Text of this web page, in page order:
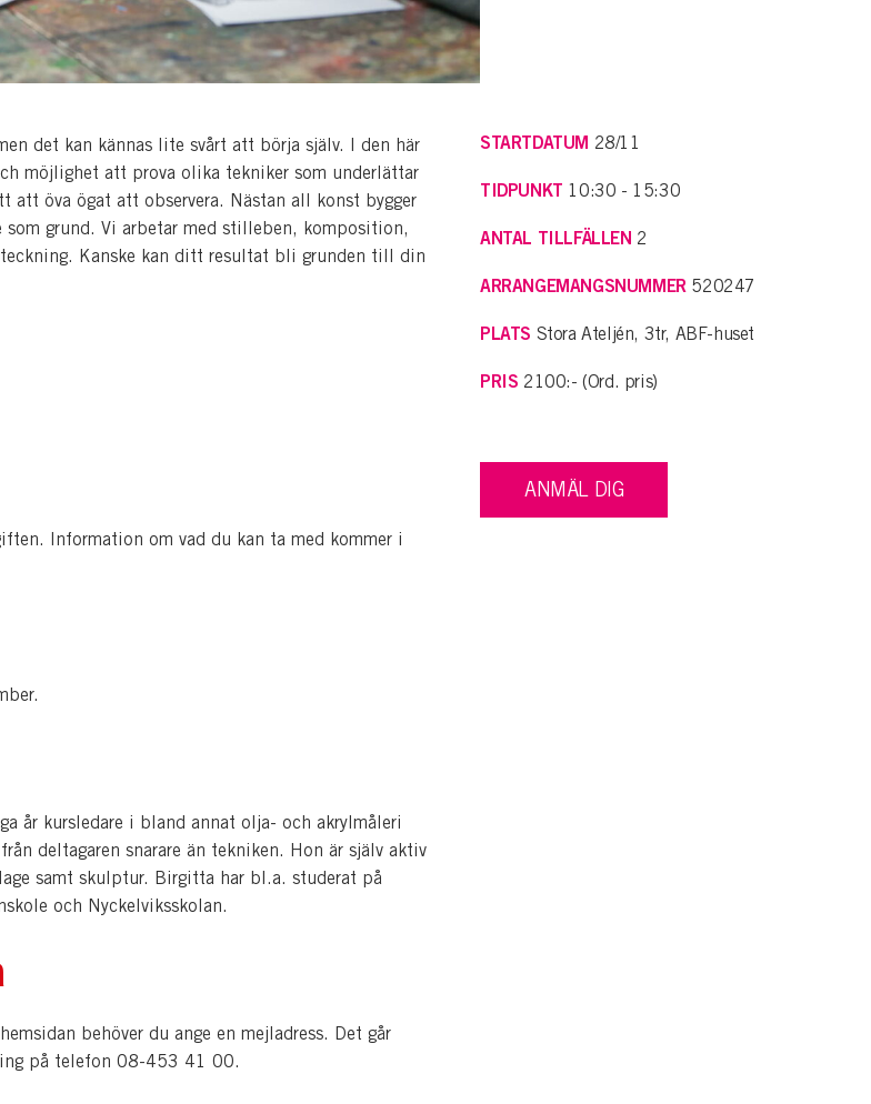
det kan kännas lite svårt att börja själv. I den här
möjlighet att prova olika tekniker som underlättar
att öva ögat att observera. Nästan all konst bygger
som grund. Vi arbetar med stilleben, komposition,
Kanske kan ditt resultat bli grunden till din
Information om vad du kan ta med kommer i
år kursledare i bland annat olja- och akrylmåleri
deltagaren snarare än tekniken. Hon är själv aktiv
samt skulptur. Birgitta har bl.a. studerat på
och Nyckelviksskolan.
behöver du ange en mejladress. Det går
på telefon 08-453 41 00.
STARTDATUM 28/11
TIDPUNKT 10:30 - 15:30
ANTAL TILLFÄLLEN 2
ARRANGEMANGSNUMMER520247
PLATS Stora Ateljén, 3tr, ABF-huset
PRIS 2100:- (Ord. pris)
ANMÄL DIG